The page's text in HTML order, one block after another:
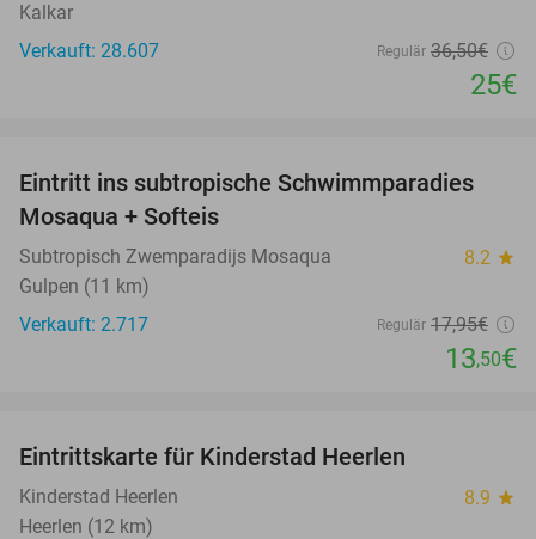
Kalkar
Verkauft: 28.607
Regulär 36,50€
25€
25%
Eintritt ins subtropische Schwimmparadies
Mosaqua + Softeis
Subtropisch Zwemparadijs Mosaqua 8.2 star
Gulpen (11 km)
Verkauft: 2.717
Regulär 17,95€
13,50€
Eintrittskarte für Kinderstad Heerlen
Kinderstad Heerlen 8.9 star
Heerlen (12 km)